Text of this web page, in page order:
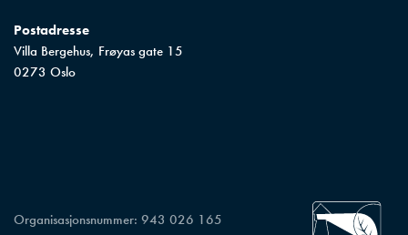
Postadresse
Villa Bergehus, Frøyas gate 15
0273 Oslo
Organisasjonsnummer: 943 026 165